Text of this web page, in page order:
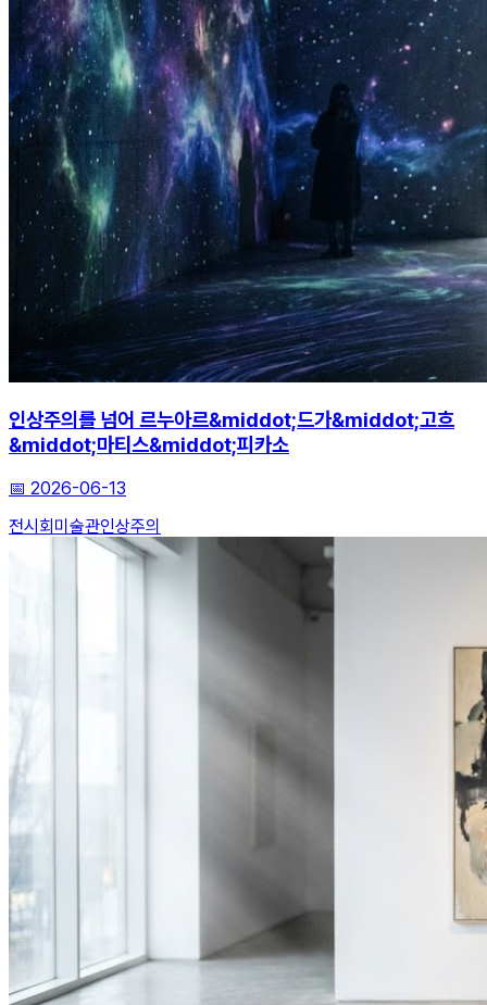
인상주의를 넘어 르누아르&middot;드가&middot;고흐
&middot;마티스&middot;피카소
📅 2026-06-13
전시회미술관인상주의